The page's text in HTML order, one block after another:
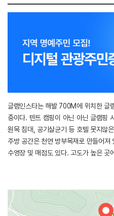
글램인스타는 해발 700M에 위치한 글
중이다. 텐트 캠핑이 아닌 아닌 글램핑
원목 침대, 공기살균기 등 호텔 못지않
주방 공간은 천연 방부목재로 만들어져
수영장 및 매점도 있다. 고도가 높은 곳
있다는 게 특색이다. 인근의 강원랜드,